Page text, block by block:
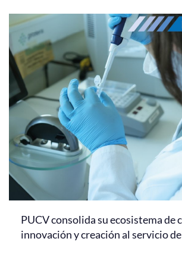
PUCV consolida su ecosistema de
innovación y creación al servicio